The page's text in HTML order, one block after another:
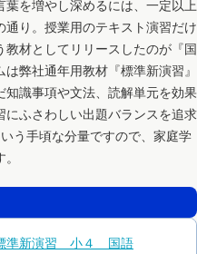
を増やし深めるには、一定以上
り。授業用のテキスト演習だけ
材としてリリースしたのが『国
弊社通年用教材『標準新演習』
知識事項や文法、読解単元を効果
にふさわしい出題バランスを追求
う手頃な分量ですので、家庭学
準新演習 小４ 国語